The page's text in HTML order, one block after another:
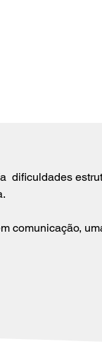
dificuldades
comunicação,